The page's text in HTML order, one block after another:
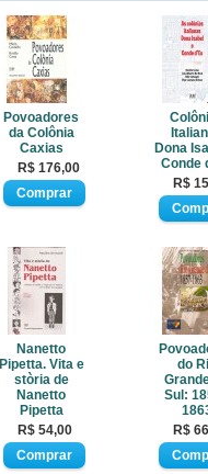
Povoadores
da Colônia
Caxias
R$ 176,00
Dona
Conde
R$
Nanetto
Pipetta. Vita e
stòria de
Nanetto
Pipetta
R$ 54,00
do
Sul:
R$